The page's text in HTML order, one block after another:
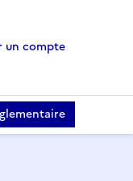
un compte